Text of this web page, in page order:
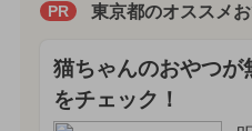
PR 東京都のオススメ
猫ちゃんのおやつが
をチェック！